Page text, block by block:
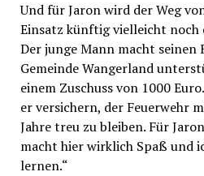
Und für Jaron wird der Weg
Einsatz künftig vielleicht noch
Der junge Mann macht seinen
Gemeinde Wangerland
einem Zuschuss von 1000
er versichern, der Feuerwehr
Jahre treu zu bleiben. Für
macht hier wirklich Spaß und
lernen.“